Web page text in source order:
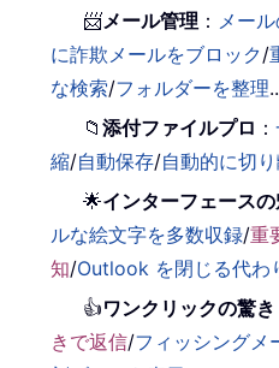
📨メール管理 ： メー
に詐欺メールをブロック/
な検索/フォルダーを整理
📁添付ファイルプロ ：
縮/自動保存/自動的に切
🌟インターフェース
ルな絵文字を多数収録/重
知/Outlook を閉じる代わ
👍ワンクリックの驚き
きで返信/フィッシングメ